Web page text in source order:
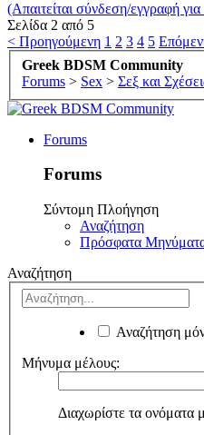
(Απαιτείται σύνδεση/εγγραφή
Σελίδα 2 από 5
< Προηγούμενη 1 2 3 4 5
Greek BDSM Community
Forums > Sex > Σεξ και
Forums
Forums
Σύντομη Πλοήγηση
Αναζήτηση
Πρόσφατα
Αναζήτηση
Αναζήτηση
Μήνυμα μέλους:
Διαχωρίστε τα ονόματα